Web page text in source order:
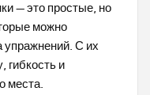
— это простые, но
можно
упражнений. С их
гибкость и
места.